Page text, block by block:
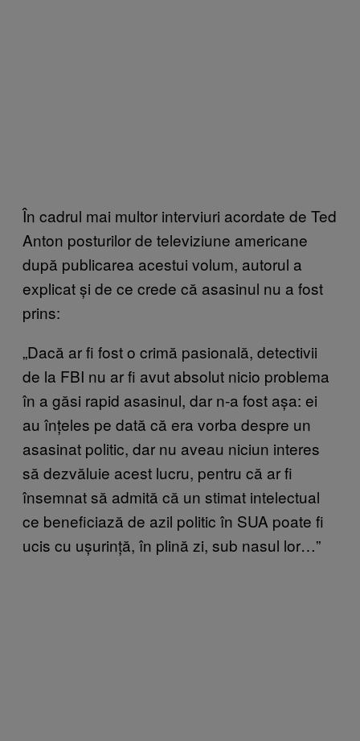
În cadrul mai multor interviuri acordate de Ted
Anton posturilor de televiziune americane
după publicarea acestui volum, autorul a
explicat și de ce crede că asasinul nu a fost
prins:
„Dacă ar fi fost o crimă pasională, detectivii
de la FBI nu ar fi avut absolut nicio problema
în a găsi rapid asasinul, dar n-a fost așa: ei
au înțeles pe dată că era vorba despre un
asasinat politic, dar nu aveau niciun interes
să dezvăluie acest lucru, pentru că ar fi
însemnat să admită că un stimat intelectual
ce beneficiază de azil politic în SUA poate fi
ucis cu ușurință, în plină zi, sub nasul lor…”